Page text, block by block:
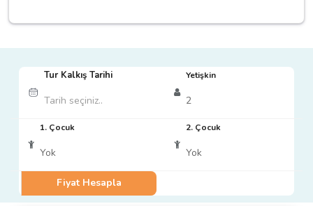
Tur Kalkış Tarihi Yetişkin
1. Çocuk 2. Çocuk
Fiyat Hesapla